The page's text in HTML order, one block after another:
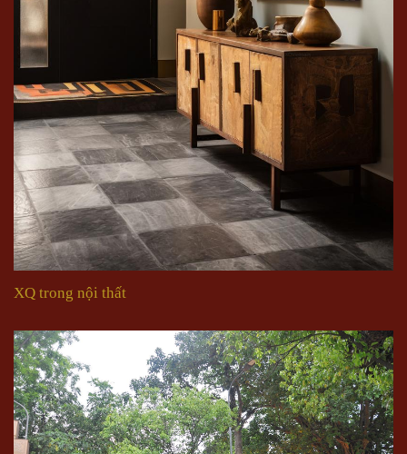
XQ trong nội thất